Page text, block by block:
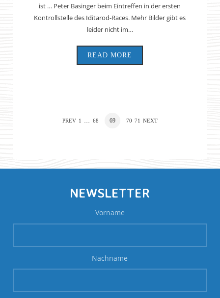
ist … Peter Basinger beim Eintreffen in der ersten
Kontrollstelle des Iditarod-Races. Mehr Bilder gibt es
leider nicht im…
READ MORE
PREV 1 … 68 69 70 71 NEXT
NEWSLETTER
Vorname
Nachname